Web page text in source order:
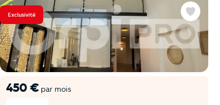
Exclusivité
450 € par mois
Favoris